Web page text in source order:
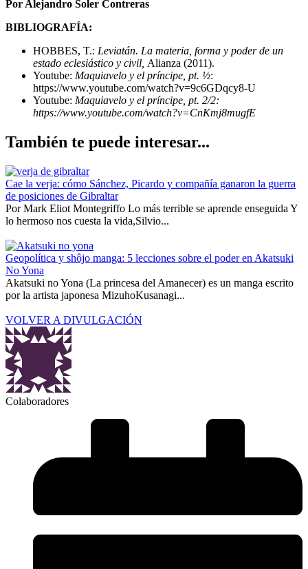
Por Alejandro Soler Contreras
BIBLIOGRAFÍA:
HOBBES, T.: Leviatán. La materia, forma y poder de un
estado eclesiástico y civil, Alianza (2011).
Youtube: Maquiavelo y el príncipe, pt. ½:
https://www.youtube.com/watch?v=9c6GDqcy8-U
Youtube: Maquiavelo y el príncipe, pt. 2/2:
https://www.youtube.com/watch?v=CnKmj8mugfE
También te puede interesar...
Cae la verja: cómo Sánchez, Picardo y compañía ganaron la guerra
de posiciones de Gibraltar
Por Mark Eliot Montegriffo Lo más terrible se aprende enseguida Y
lo hermoso nos cuesta la vida,Silvio...
Geopolítica y shôjo manga: 5 lecciones sobre el poder en Akatsuki
No Yona
Akatsuki no Yona (La princesa del Amanecer) es un manga escrito
por la artista japonesa MizuhoKusanagi...
VOLVER A DIVULGACIÓN
Colaboradores